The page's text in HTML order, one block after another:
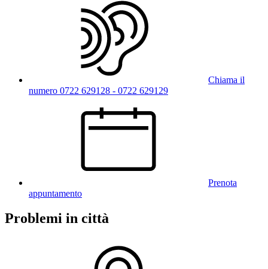
Chiama il
numero 0722 629128 - 0722 629129
Prenota
appuntamento
Problemi in città